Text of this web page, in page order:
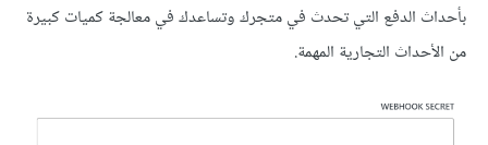
بأحداث الدفع التي تحدث في متجرك وتساعدك في معالجة كميات كبيرة
من الأحداث التجارية المهمة.